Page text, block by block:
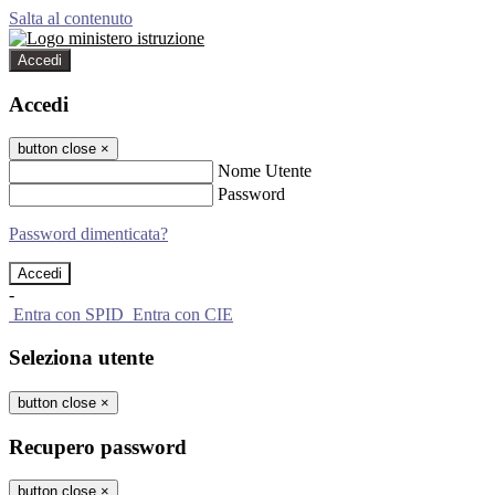
Salta al contenuto
Accedi
Accedi
button close ×
Nome Utente
Password
Password dimenticata?
-
Entra con SPID Entra con CIE
Seleziona utente
button close ×
Recupero password
button close ×